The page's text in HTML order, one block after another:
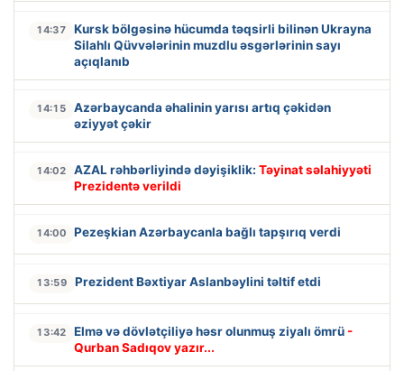
14:37
Kursk bölgəsinə hücumda təqsirli bilinən Ukrayna
Silahlı Qüvvələrinin muzdlu əsgərlərinin sayı
açıqlanıb
14:15
Azərbaycanda əhalinin yarısı artıq çəkidən
əziyyət çəkir
14:02 AZAL rəhbərliyində dəyişiklik: Təyinat səlahiyyəti
Prezidentə verildi
14:00 Pezeşkian Azərbaycanla bağlı tapşırıq verdi
13:59 Prezident Bəxtiyar Aslanbəylini təltif etdi
13:42 Elmə və dövlətçiliyə həsr olunmuş ziyalı ömrü -
Qurban Sadıqov yazır...